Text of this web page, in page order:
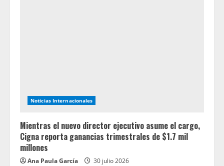
Noticias Internacionales
Mientras el nuevo director ejecutivo asume el cargo,
Cigna reporta ganancias trimestrales de $1.7 mil
millones
Ana Paula García 30 julio 2026